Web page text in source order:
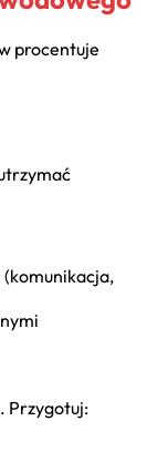
procentuje
Przygotuj: